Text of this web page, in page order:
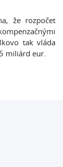
že rozpočet
tak vláda
miliárd eur.